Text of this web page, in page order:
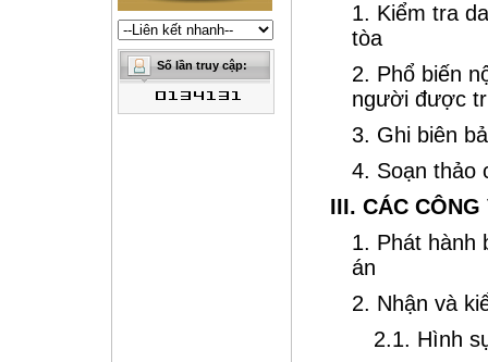
1. Kiểm tra
tòa
2. Phổ biến
người được
3. Ghi biên
4. Soạn thảo
III. CÁC CÔNG
1. Phát hành
án
2. Nhận và
2.1. Hình